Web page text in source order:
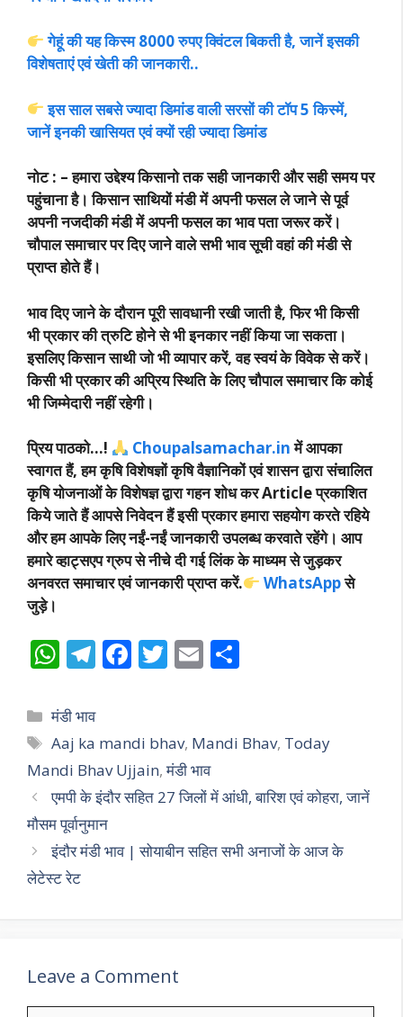
गेहूं की यह किस्म 8000 रुपए क्विंटल बिकती है, जानें इसकी
विशेषताएं एवं खेती की जानकारी..
इस साल सबसे ज्यादा डिमांड वाली सरसों की टॉप 5 किस्में,
जानें इनकी खासियत एवं क्यों रही ज्यादा डिमांड
नोट : – हमारा उद्देश्य किसानो तक सही जानकारी और सही समय पर
पहुंचाना है। किसान साथियों मंडी में अपनी फसल ले जाने से पूर्व
अपनी नजदीकी मंडी में अपनी फसल का भाव पता जरूर करें।
चौपाल समाचार पर दिए जाने वाले सभी भाव सूची वहां की मंडी से
प्राप्त होते हैं।
भाव दिए जाने के दौरान पूरी सावधानी रखी जाती है, फिर भी किसी
भी प्रकार की त्रुटि होने से भी इनकार नहीं किया जा सकता।
इसलिए किसान साथी जो भी व्यापार करें, वह स्वयं के विवेक से करें।
किसी भी प्रकार की अप्रिय स्थिति के लिए चौपाल समाचार कि कोई
भी जिम्मेदारी नहीं रहेगी।
प्रिय पाठको…! Choupalsamachar.inमें आपका
स्वागत हैं, हम कृषि विशेषज्ञों कृषि वैज्ञानिकों एवं शासन द्वारा संचालित
कृषि योजनाओं के विशेषज्ञ द्वारा गहन शोध कर Article प्रकाशित
किये जाते हैं आपसे निवेदन हैं इसी प्रकार हमारा सहयोग करते रहिये
और हम आपके लिए नईं-नईं जानकारी उपलब्ध करवाते रहेंगे। आप
हमारे व्हाट्सएप ग्रुप से नीचे दी गई लिंक के माध्यम से जुड़कर
अनवरत समाचार एवं जानकारी प्राप्त करें.
WhatsAppसे
जुड़े।
W
h
at
s
A
p
p
T
el
e
gr
a
m
F
ac
b
o
o
T
w
er
E
m
l e
Categories
मंडी भाव
Tags
Aaj ka mandi bhav, Mandi Bhav, Today
Mandi Bhav Ujjain,मंडी भाव
एमपी के इंदौर सहित 27 जिलों में आंधी, बारिश एवं कोहरा, जानें
मौसम पूर्वानुमान
इंदौर मंडी भाव | सोयाबीन सहित सभी अनाजों के आज के
लेटेस्ट रेट
Leave a Comment